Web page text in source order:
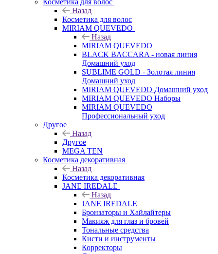
Косметика для волос
Назад
Косметика для волос
MIRIAM QUEVEDO
Назад
MIRIAM QUEVEDO
BLACK BACCARA - новая линия
Домашний уход
SUBLIME GOLD - Золотая линия
Домашний уход
MIRIAM QUEVEDO Домашний уход
MIRIAM QUEVEDO Наборы
MIRIAM QUEVEDO
Профессиональный уход
Другое
Назад
Другое
MEGA TEN
Косметика декоративная
Назад
Косметика декоративная
JANE IREDALE
Назад
JANE IREDALE
Бронзаторы и Хайлайтеры
Макияж для глаз и бровей
Тональные средства
Кисти и инструменты
Корректоры